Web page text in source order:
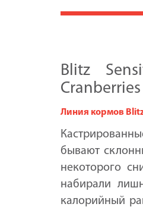
Blitz
Линия кормов
бывают
некоторого
набирали
калорийный